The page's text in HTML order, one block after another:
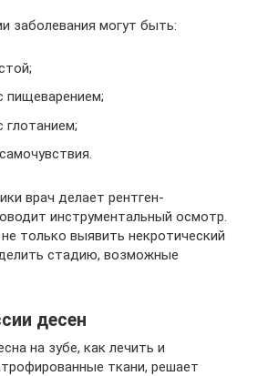
заболевания могут быть:
пищеварением;
глотанием;
врач делает рентген-
инструментальный осмотр.
только выявить некротический
стадию, возможные
десен
на зубе, как лечить и
ткани, решает